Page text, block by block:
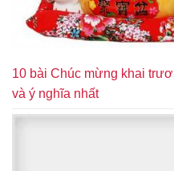
10 bài Chúc mừng khai
và ý nghĩa nhất